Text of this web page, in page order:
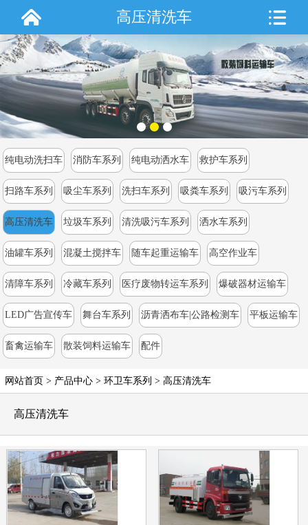
高压清洗车
纯电动洗扫车 消防车系列 纯电动洒水车 救护车系列
扫路车系列 吸尘车系列 洗扫车系列 吸粪车系列 吸污车系列
高压清洗车 垃圾车系列 清洗吸污车系列 洒水车系列
油罐车系列 混凝土搅拌车 随车起重运输车 高空作业车
清障车系列 冷藏车系列 医疗废物转运车系列 爆破器材运输车
LED广告宣传车 舞台车系列 沥青洒布车|公路检测车 平板运输车
畜禽运输车 散装饲料运输车 配件
网站首页 > 产品中心 > 环卫车系列 > 高压清洗车
高压清洗车